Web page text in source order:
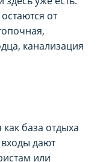
от
канализация
база отдыха
дают
или